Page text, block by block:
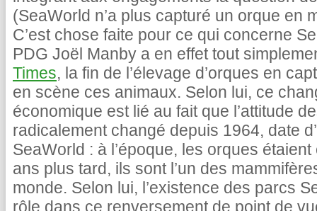
(SeaWorld n’a plus capturé un orque en
C’est chose faite pour ce qui concerne
PDG Joël Manby a en effet tout
Times, la fin de l’élevage d’orques en
en scène ces animaux. Selon lui, ce
économique est lié au fait que l’attitude
radicalement changé depuis 1964, date
SeaWorld : à l’époque, les orques
ans plus tard, ils sont l’un des
monde. Selon lui, l’existence des parcs
rôle dans ce renversement de point de